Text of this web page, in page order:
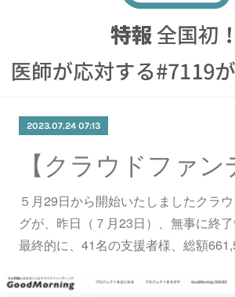
2023.07.24 07:13
５月29日から開始いたしましたクラ
グが、昨日（７月23日）、無事に終了
最終的に、41名の支援者様、総額